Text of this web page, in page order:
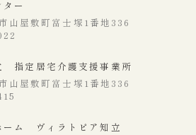
ー
山屋敷町富士塚1番地336
指定居宅介護支援事業所
山屋敷町富士塚1番地336
ーム ヴィラトピア知立